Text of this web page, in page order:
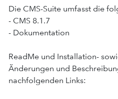
Die CMS-Suite umfasst die
- CMS 8.1.7
- Dokumentation
ReadMe und Installation-
Änderungen und
nachfolgenden Links: